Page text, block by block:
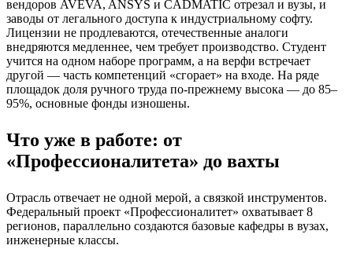
вендоров AVEVA, ANSYS и CADMATIC отрезал и вузы, и
заводы от легального доступа к индустриальному софту.
Лицензии не продлеваются, отечественные аналоги
внедряются медленнее, чем требует производство. Студент
учится на одном наборе программ, а на верфи встречает
другой — часть компетенций «сгорает» на входе. На ряде
площадок доля ручного труда по-прежнему высока — до 85–
95%, основные фонды изношены.
Что уже в работе: от
«Профессионалитета» до вахты
Отрасль отвечает не одной мерой, а связкой инструментов.
Федеральный проект «Профессионалитет» охватывает 8
регионов, параллельно создаются базовые кафедры в вузах,
инженерные классы.